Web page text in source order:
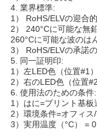
PRIVACY
POLICY
4. 業界標準:
1） RoHS/ELVの迎合
2） 240°Cに可能な無
260°Cに可能な波のは
3） RoHS/ELVの承諾
5. 同一証明印:
1）左LED色（位置#1
2）右のLED色（位置
6. 使用法のための条件:
1）はに=プリント基板
2）環境条件=オフィス
3）実用温度（°C） =